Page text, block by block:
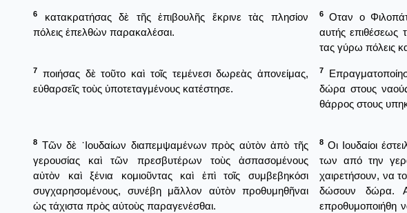
6
κατακρατήσας δὲ τῆς ἐπιβουλῆς ἔκρινε τὰς πλησίον
πόλεις ἐπελθὼν παρακαλέσαι.
6
Οταν ο
αυτής επιθέσεως
τας γύρω πόλεις
7
ποιήσας δὲ τοῦτο καὶ τοῖς τεμένεσι δωρεὰς ἀπονείμας,
εὐθαρσεῖς τοὺς ὑποτεταγμένους κατέστησε.
7
δώρα στους
θάρρος στους
8 Τῶν δὲ ᾿Ιουδαίων διαπεμψαμένων πρὸς αὐτὸν ἀπὸ τῆς
γερουσίας καὶ τῶν πρεσβυτέρων τοὺς ἀσπασομένους
αὐτὸν καὶ ξένια κομιοῦντας καὶ ἐπὶ τοῖς συμβεβηκόσι
συγχαρησομένους, συνέβη μᾶλλον αὐτὸν προθυμηθῆναι
ὡς τάχιστα πρὸς αὐτοὺς παραγενέσθαι.
8 Οι Ιουδαίοι
των από την
χαιρετήσουν, να
δώσουν δώρα.
επροθυμοποιήθη